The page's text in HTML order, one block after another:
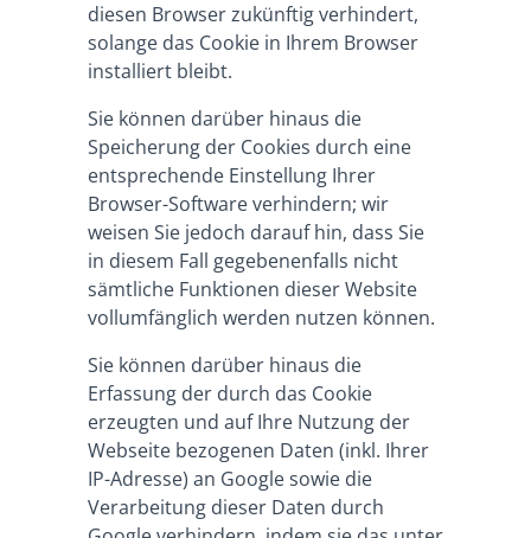
diesen Browser zukünftig verhindert,
solange das Cookie in Ihrem Browser
installiert bleibt.
Sie können darüber hinaus die
Speicherung der Cookies durch eine
entsprechende Einstellung Ihrer
Browser-Software verhindern; wir
weisen Sie jedoch darauf hin, dass Sie
in diesem Fall gegebenenfalls nicht
sämtliche Funktionen dieser Website
vollumfänglich werden nutzen können.
Sie können darüber hinaus die
Erfassung der durch das Cookie
erzeugten und auf Ihre Nutzung der
Webseite bezogenen Daten (inkl. Ihrer
IP-Adresse) an Google sowie die
Verarbeitung dieser Daten durch